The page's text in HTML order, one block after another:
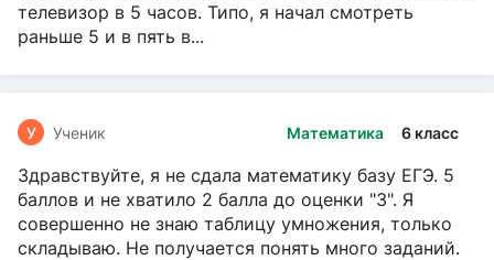
телевизор в 5 часов. Типо, я начал смотреть
раньше 5 и в пять в...
Математика 6 класс
У Ученик
Здравствуйте, я не сдала математику базу ЕГЭ. 5
баллов и не хватило 2 балла до оценки "3". Я
совершенно не знаю таблицу умножения, только
складываю. Не получается понять много заданий.